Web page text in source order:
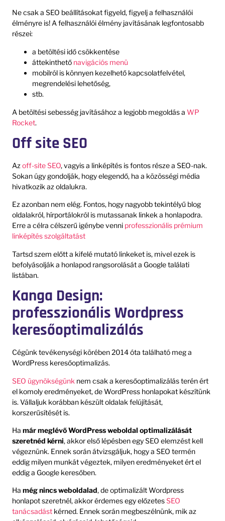
Ne csak a SEO beállításokat figyeld, figyelj a felhasználói
élményre is! A felhasználói élmény javításának legfontosabb
részei:
a betöltési idő csökkentése
áttekinthető navigációs menü
mobilról is könnyen kezelhető kapcsolatfelvétel,
megrendelési lehetőség,
stb.
A betöltési sebesség javításához a legjobb megoldás a WP
Rocket.
Off site SEO
Az off-site SEO, vagyis a linképítés is fontos része a SEO-nak.
Sokan úgy gondolják, hogy elegendő, ha a közösségi média
hivatkozik az oldalukra.
Ez azonban nem elég. Fontos, hogy nagyobb tekintélyű blog
oldalakról, hírportálokról is mutassanak linkek a honlapodra.
Erre a célra célszerű igénybe venni professzionális prémium
linképítés szolgáltatást
Tartsd szem előtt a kifelé mutató linkeket is, mivel ezek is
befolyásolják a honlapod rangsorolását a Google találati
listában.
Kanga Design:
professzionális Wordpress
keresőoptimalizálás
Cégünk tevékenységi körében 2014 óta található meg a
WordPress keresőoptimalizás.
SEO ügynökségünk nem csak a keresőoptimalizálás terén ért
el komoly eredményeket, de WordPress honlapokat készítünk
is. Vállaljuk korábban készült oldalak felújítását,
korszerűsítését is.
Ha már meglévő WordPress weboldal optimalizálását
szeretnéd kérni, akkor első lépésben egy SEO elemzést kell
végeznünk. Ennek során átvizsgáljuk, hogy a SEO termén
eddig milyen munkát végeztek, milyen eredményeket ért el
eddig a Google keresőben.
Ha még nincs weboldalad, de optimalizált Wordpress
honlapot szeretnél, akkor érdemes egy előzetesSEO
tanácsadást kérned. Ennek során megbeszélnünk, mik az